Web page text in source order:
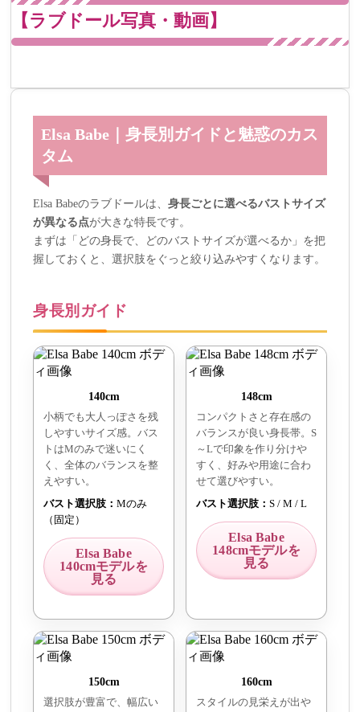
【ラブドール写真・動画】
Elsa Babe｜身長別ガイドと魅惑のカス
タム
Elsa Babeのラブドールは、 身長ごとに選べるバストサイズ
が異なる点が大きな特長です。
まずは「どの身長で、どのバストサイズが選べるか」を把
握しておくと、選択肢をぐっと絞り込みやすくなります。
身長別ガイド
140cm
小柄でも大人っぽさを残
しやすいサイズ感。バス
トはMのみで迷いにく
く、全体のバランスを整
えやすい。
バスト選択肢： Mのみ
（固定）
Elsa Babe
140cmモデルを
見る
148cm
コンパクトさと存在感の
バランスが良い身長帯。S
～Lで印象を作り分けや
すく、好みや用途に合わ
せて選びやすい。
バスト選択肢： S / M / L
Elsa Babe
148cmモデルを
見る
150cm
選択肢が豊富で、幅広い
160cm
スタイルの見栄えが出や